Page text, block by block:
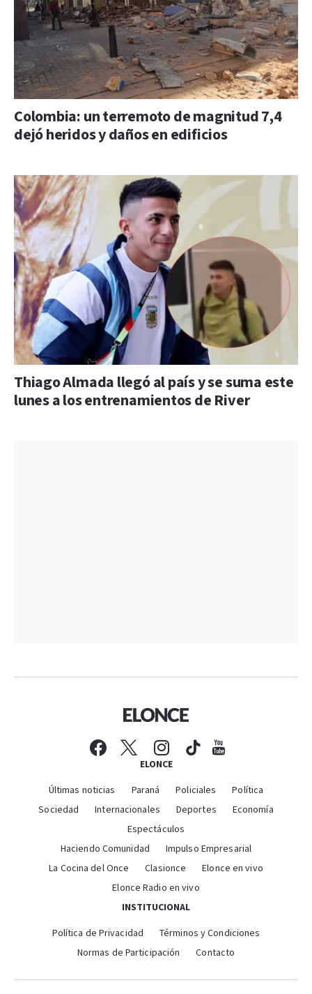
Colombia: un terremoto de magnitud 7,4
dejó heridos y daños en edificios
Thiago Almada llegó al país y se suma este
lunes a los entrenamientos de River
ELONCE
Últimas noticias Paraná Policiales
Política
Sociedad
Internacionales Deportes
Economía
Espectáculos
Haciendo Comunidad
Impulso Empresarial
La Cocina del Once
Clasionce
Elonce en vivo
Elonce Radio en vivo
INSTITUCIONAL
Política de Privacidad
Términos y Condiciones
Normas de Participación
Contacto